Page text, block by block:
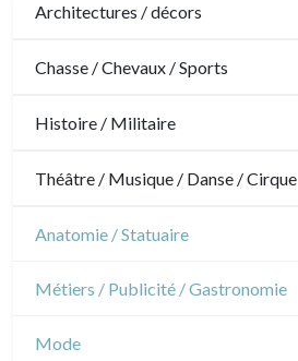
Architectures / décors
Architecture
Chasse / Chevaux / Sports
Chasse
Histoire / Militaire
Militaire
Théâtre / Musique / Danse / Cirque
Théâtre
Anatomie / Statuaire
Métiers / Publicité / Gastronomie
Mode